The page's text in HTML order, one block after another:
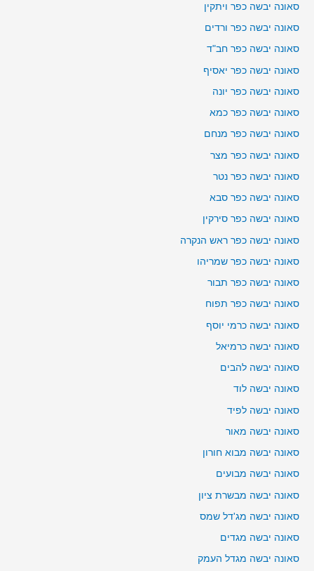
סאונה יבשה כפר ויתקין
סאונה יבשה כפר ורדים
סאונה יבשה כפר חב"ד
סאונה יבשה כפר יאסיף
סאונה יבשה כפר יונה
סאונה יבשה כפר כמא
סאונה יבשה כפר מנחם
סאונה יבשה כפר מצר
סאונה יבשה כפר נטר
סאונה יבשה כפר סבא
סאונה יבשה כפר סירקין
סאונה יבשה כפר ראש הנקרה
סאונה יבשה כפר שמריהו
סאונה יבשה כפר תבור
סאונה יבשה כפר תפוח
סאונה יבשה כרמי יוסף
סאונה יבשה כרמיאל
סאונה יבשה להבים
סאונה יבשה לוד
סאונה יבשה לפיד
סאונה יבשה מאור
סאונה יבשה מבוא חורון
סאונה יבשה מבועים
סאונה יבשה מבשרת ציון
סאונה יבשה מג'דל שמס
סאונה יבשה מגדים
סאונה יבשה מגדל העמק